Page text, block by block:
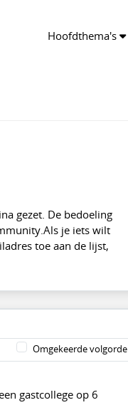
Hoofdthema's
gezet. De bedoeling
je iets wilt
toe aan de lijst,
Omgekeerde volgorde
gastcollege op 6